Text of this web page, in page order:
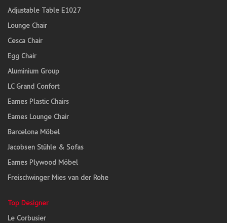
Adjustable Table E1027
Lounge Chair
Cesca Chair
Egg Chair
Aluminium Group
LC Grand Confort
Eames Plastic Chairs
Eames Lounge Chair
Barcelona Möbel
Jacobsen Stühle & Sofas
Eames Plywood Möbel
Freischwinger Mies van der Rohe
Top Designer
Le Corbusier